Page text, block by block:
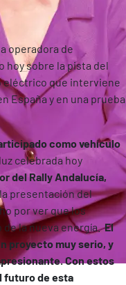
operadora de
hoy sobre la pista del
eléctrico que interviene
España y en una prueba
como vehículo
celebrada hoy
del Rally Andalucía,
presentación del
por ver que los
de la nueva energía.El
proyecto muy serio, y
Con estos
futuro de esta